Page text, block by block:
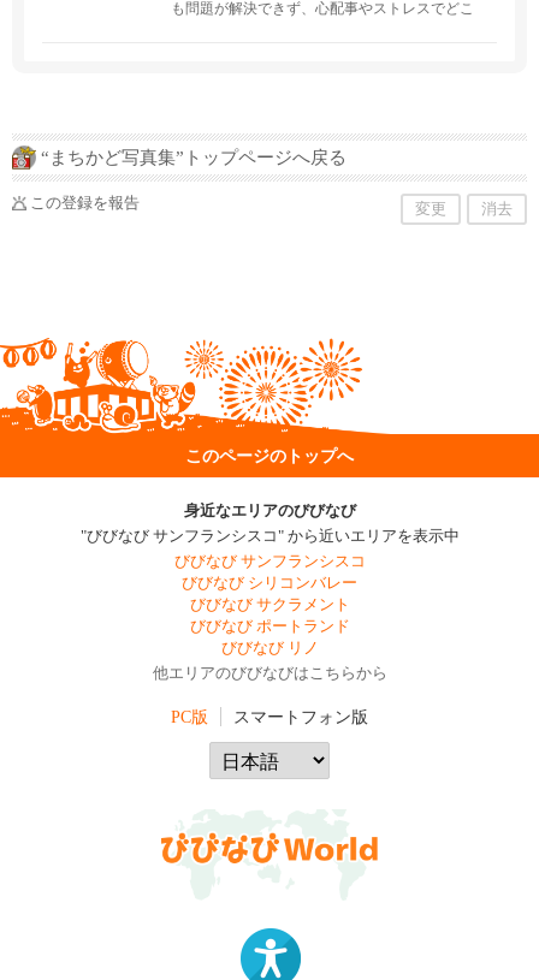
も問題が解決できず、心配事やストレスでどこ
します。８月１日より通常業務となります。お
急ぎの方はメールでご連絡をください。
“まちかど写真集”トップページへ戻る
この登録を報告 変更 消去
このページのトップへ
身近なエリアのびびなび
"びびなび サンフランシスコ" から近いエリアを表示中
びびなび サンフランシスコ
びびなび シリコンバレー
びびなび サクラメント
びびなび ポートランド
びびなび リノ
他エリアのびびなびはこちらから
PC版 スマートフォン版